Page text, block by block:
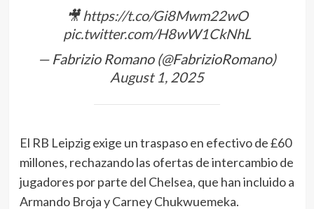
🎥https://t.co/Gi8Mwm22wO
pic.twitter.com/H8wW1CkNhL
— Fabrizio Romano (@FabrizioRomano)
August 1, 2025
El RB Leipzig exige un traspaso en efectivo de £60
millones, rechazando las ofertas de intercambio de
jugadores por parte del Chelsea, que han incluido a
Armando Broja y Carney Chukwuemeka.